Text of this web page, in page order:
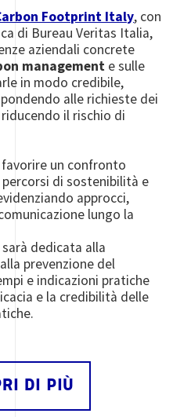
Footprint Italy, con
di Bureau Veritas Italia,
aziendali concrete
management e sulle
in modo credibile,
alle richieste dei
il rischio di
un confronto
di sostenibilità e
approcci,
lungo la
dedicata alla
prevenzione del
e indicazioni pratiche
e la credibilità delle
DI PIÙ